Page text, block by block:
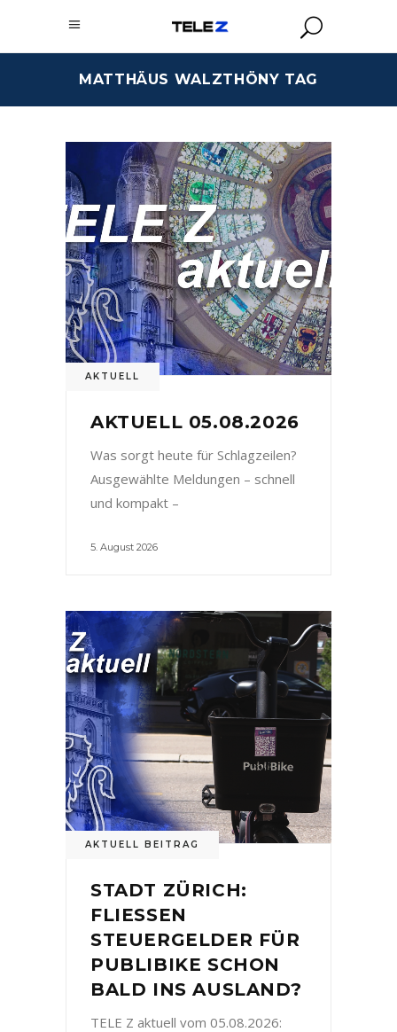
MATTHÄUS WALZTHÖNY TAG
AKTUELL
AKTUELL 05.08.2026
Was sorgt heute für Schlagzeilen?
Ausgewählte Meldungen – schnell
und kompakt –
5. August 2026
AKTUELL BEITRAG
STADT ZÜRICH:
FLIESSEN
STEUERGELDER FÜR
PUBLIBIKE SCHON
BALD INS AUSLAND?
TELE Z aktuell vom 05.08.2026: